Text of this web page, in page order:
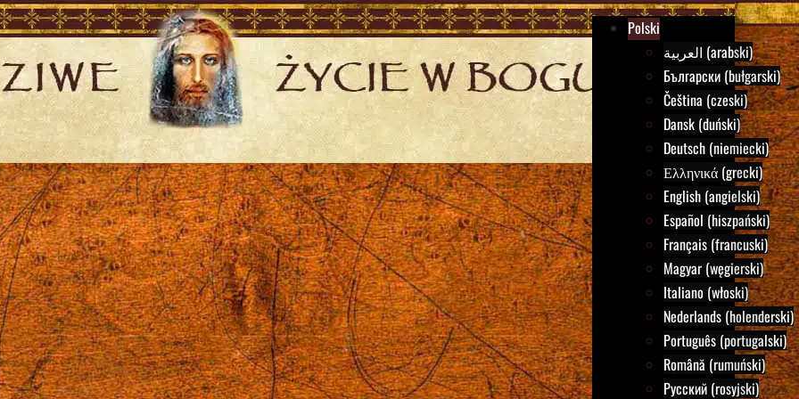
Polski
العربية (arabski)
Български (bułgarski)
Čeština (czeski)
Dansk (duński)
Deutsch (niemiecki)
Ελληνικά (grecki)
English (angielski)
Español (hiszpański)
Français (francuski)
Magyar (węgierski)
Italiano (włoski)
Nederlands (holenderski)
Português (portugalski)
Română (rumuński)
Русский (rosyjski)